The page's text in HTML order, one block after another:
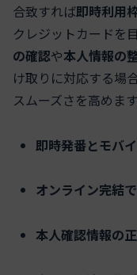
合致すれば即時利用
クレジットカードを
の確認や本人情報の
け取りに対応する場合
スムーズさを高めます
即時発番とモバ
オンライン完結
本人確認情報の